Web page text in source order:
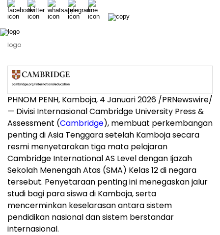
logo
PHNOM PENH, Kamboja, 4 Januari 2026 /PRNewswire/
— Divisi InternasionalCambridge University Press &
Assessment (Cambridge), membuat perkembangan
penting diAsia Tenggarasetelah Kamboja secara
resmi menyetarakan tiga mata pelajaran
Cambridge International AS Level dengan Ijazah
Sekolah Menengah Atas (SMA) Kelas 12 di negara
tersebut. Penyetaraan penting ini menegaskan jalur
studi bagi para siswa di Kamboja, serta
mencerminkan keselarasan antara sistem
pendidikan nasional dan sistem berstandar
internasional.